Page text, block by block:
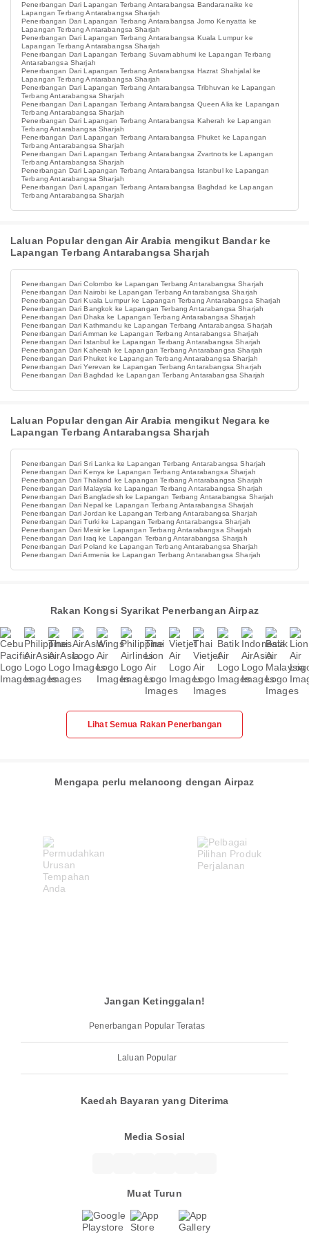
Penerbangan Dari Lapangan Terbang Antarabangsa Bandaranaike ke
Lapangan Terbang Antarabangsa Sharjah
Penerbangan Dari Lapangan Terbang Antarabangsa Jomo Kenyatta ke
Lapangan Terbang Antarabangsa Sharjah
Penerbangan Dari Lapangan Terbang Antarabangsa Kuala Lumpur ke
Lapangan Terbang Antarabangsa Sharjah
Penerbangan Dari Lapangan Terbang Suvarnabhumi ke Lapangan Terbang
Antarabangsa Sharjah
Penerbangan Dari Lapangan Terbang Antarabangsa Hazrat Shahjalal ke
Lapangan Terbang Antarabangsa Sharjah
Penerbangan Dari Lapangan Terbang Antarabangsa Tribhuvan ke Lapangan
Terbang Antarabangsa Sharjah
Penerbangan Dari Lapangan Terbang Antarabangsa Queen Alia ke Lapangan
Terbang Antarabangsa Sharjah
Penerbangan Dari Lapangan Terbang Antarabangsa Kaherah ke Lapangan
Terbang Antarabangsa Sharjah
Penerbangan Dari Lapangan Terbang Antarabangsa Phuket ke Lapangan
Terbang Antarabangsa Sharjah
Penerbangan Dari Lapangan Terbang Antarabangsa Zvartnots ke Lapangan
Terbang Antarabangsa Sharjah
Penerbangan Dari Lapangan Terbang Antarabangsa Istanbul ke Lapangan
Terbang Antarabangsa Sharjah
Penerbangan Dari Lapangan Terbang Antarabangsa Baghdad ke Lapangan
Terbang Antarabangsa Sharjah
Laluan Popular dengan Air Arabia mengikut Bandar ke
Lapangan Terbang Antarabangsa Sharjah
Penerbangan Dari Colombo ke Lapangan Terbang Antarabangsa Sharjah
Penerbangan Dari Nairobi ke Lapangan Terbang Antarabangsa Sharjah
Penerbangan Dari Kuala Lumpur ke Lapangan Terbang Antarabangsa Sharjah
Penerbangan Dari Bangkok ke Lapangan Terbang Antarabangsa Sharjah
Penerbangan Dari Dhaka ke Lapangan Terbang Antarabangsa Sharjah
Penerbangan Dari Kathmandu ke Lapangan Terbang Antarabangsa Sharjah
Penerbangan Dari Amman ke Lapangan Terbang Antarabangsa Sharjah
Penerbangan Dari Istanbul ke Lapangan Terbang Antarabangsa Sharjah
Penerbangan Dari Kaherah ke Lapangan Terbang Antarabangsa Sharjah
Penerbangan Dari Phuket ke Lapangan Terbang Antarabangsa Sharjah
Penerbangan Dari Yerevan ke Lapangan Terbang Antarabangsa Sharjah
Penerbangan Dari Baghdad ke Lapangan Terbang Antarabangsa Sharjah
Laluan Popular dengan Air Arabia mengikut Negara ke
Lapangan Terbang Antarabangsa Sharjah
Penerbangan Dari Sri Lanka ke Lapangan Terbang Antarabangsa Sharjah
Penerbangan Dari Kenya ke Lapangan Terbang Antarabangsa Sharjah
Penerbangan Dari Thailand ke Lapangan Terbang Antarabangsa Sharjah
Penerbangan Dari Malaysia ke Lapangan Terbang Antarabangsa Sharjah
Penerbangan Dari Bangladesh ke Lapangan Terbang Antarabangsa Sharjah
Penerbangan Dari Nepal ke Lapangan Terbang Antarabangsa Sharjah
Penerbangan Dari Jordan ke Lapangan Terbang Antarabangsa Sharjah
Penerbangan Dari Turki ke Lapangan Terbang Antarabangsa Sharjah
Penerbangan Dari Mesir ke Lapangan Terbang Antarabangsa Sharjah
Penerbangan Dari Iraq ke Lapangan Terbang Antarabangsa Sharjah
Penerbangan Dari Poland ke Lapangan Terbang Antarabangsa Sharjah
Penerbangan Dari Armenia ke Lapangan Terbang Antarabangsa Sharjah
Rakan Kongsi Syarikat Penerbangan Airpaz
Lihat Semua Rakan Penerbangan
Mengapa perlu melancong dengan Airpaz
Jangan Ketinggalan!
Penerbangan Popular Teratas
Laluan Popular
Kaedah Bayaran yang Diterima
Media Sosial
Muat Turun